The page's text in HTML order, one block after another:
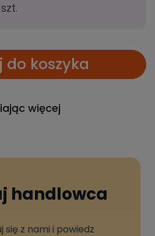
szt.
do koszyka
więcej
handlowca
się z nami i powiedz